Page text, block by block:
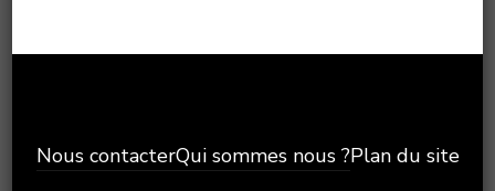
Nous contacterQui sommes nous ?Plan du site